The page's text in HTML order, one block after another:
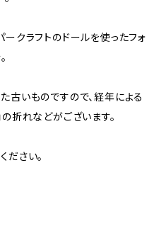
クラフトのドールを使ったフォ
古いものですので、経年による
折れなどがございます。
ださい。